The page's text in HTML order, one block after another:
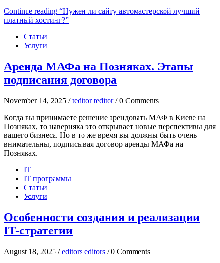
Continue reading “Нужен ли сайту автомастерской лучший
платный хостинг?”
Статьи
Услуги
Аренда МАФа на Позняках. Этапы
подписания договора
November 14, 2025 /teditor teditor/ 0 Comments
Когда вы принимаете решение арендовать МАФ в Киеве на
Позняках, то наверняка это открывает новые перспективы для
вашего бизнеса. Но в то же время вы должны быть очень
внимательны, подписывая договор аренды МАФа на
Позняках.
IT
IT программы
Статьи
Услуги
Особенности создания и реализации
IT-стратегии
August 18, 2025 /editors editors / 0 Comments